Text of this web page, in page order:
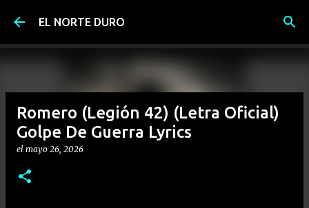
Ir al contenido principal
EL NORTE DURO
Romero (Legión 42) (Letra Oficial)
Golpe De Guerra Lyrics
el mayo 26, 2026